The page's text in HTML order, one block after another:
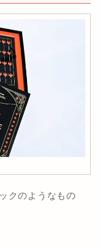
クのようなもの